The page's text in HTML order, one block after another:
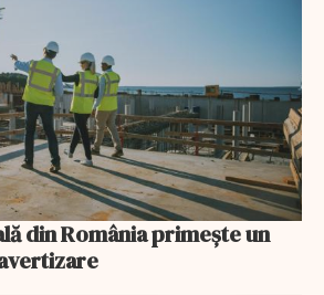
din România primește un